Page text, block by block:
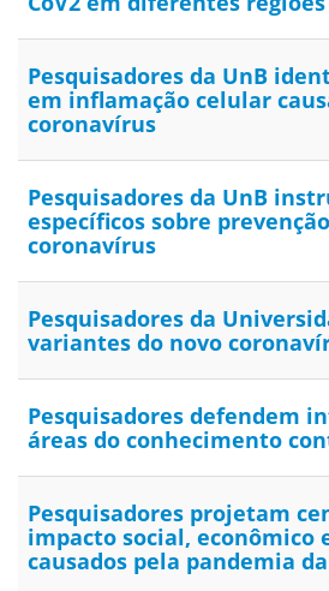
Pesquisadores da UnB
em inflamação celular
coronavírus
Pesquisadores da UnB
específicos sobre
coronavírus
Pesquisadores da
variantes do novo
Pesquisadores defendem
áreas do conhecimento
Pesquisadores projetam
impacto social, econômico
causados pela pandemia